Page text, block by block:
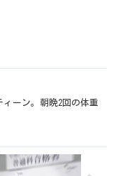
ーン。朝晩2回の体重